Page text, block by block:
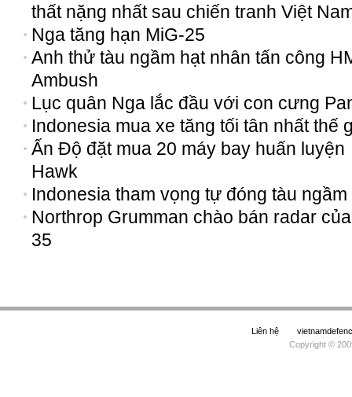
thất nặng nhất sau chiến tranh Việt
Nga tăng hạn MiG-25
Anh thử tàu ngầm hạt nhân tấn công
Ambush
Lục quân Nga lắc đầu với con cưng
Indonesia mua xe tăng tối tân nhất thế
Ấn Độ đặt mua 20 máy bay huấn luyện
Hawk
Indonesia tham vọng tự đóng tàu ngầm
Northrop Grumman chào bán radar
35
Liên hệ
Copyright ©